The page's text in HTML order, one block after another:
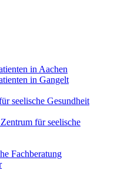
in Aachen
in Gangelt
seelische Gesundheit
für seelische
Fachberatung